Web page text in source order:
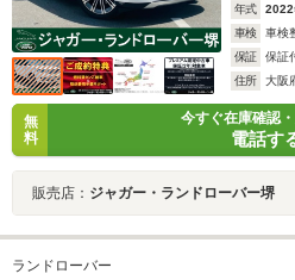
年式 2022
車検
車検
保証
保証
住所
大阪
無
料
今すぐ在庫確認
電話す
販売店： ジャガー・ランドローバー堺
ランドローバー